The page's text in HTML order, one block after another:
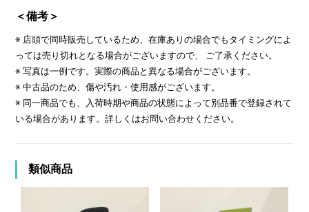
＜備考＞
※ 店頭で同時販売しているため、在庫ありの場合でもタイミングによ
っては売り切れとなる場合がございますので、 ご了承ください。
※ 写真は一例です。実際の商品と異なる場合がございます。
※ 中古品のため、傷や汚れ・使用感がございます。
※ 同一商品でも、入荷時期や商品の状態によって別品番で登録されて
いる場合があります。詳しくはお問い合わせください。
類似商品